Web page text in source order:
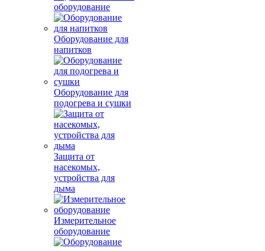
оборудование
Оборудование для
напитков
Оборудование для
подогрева и сушки
Защита от
насекомых,
устройства для
дыма
Измерительное
оборудование